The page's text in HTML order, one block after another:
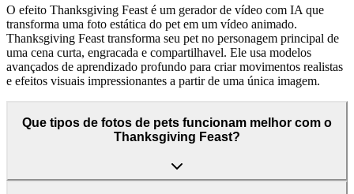
O efeito Thanksgiving Feast é um gerador de vídeo com IA que
transforma uma foto estática do pet em um vídeo animado.
Thanksgiving Feast transforma seu pet no personagem principal de
uma cena curta, engracada e compartilhavel. Ele usa modelos
avançados de aprendizado profundo para criar movimentos realistas
e efeitos visuais impressionantes a partir de uma única imagem.
Que tipos de fotos de pets funcionam melhor com o
Thanksgiving Feast?